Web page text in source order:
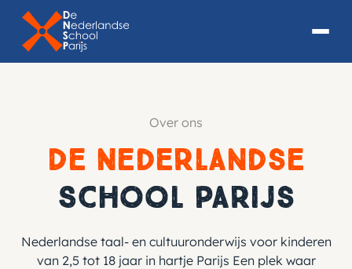
Over ons
De Nederlandse
School Parijs
Nederlandse taal- en cultuuronderwijs voor kinderen
van 2,5 tot 18 jaar in hartje Parijs Een plek waar